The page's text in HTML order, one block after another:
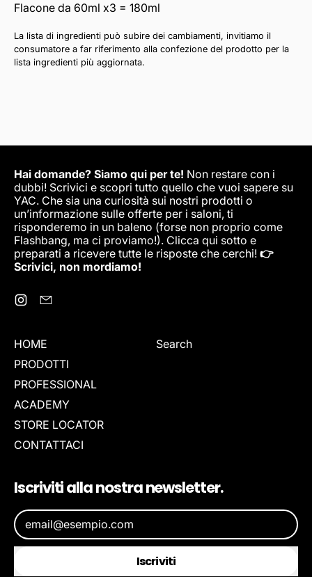
Flacone da 60ml x3 = 180ml
La lista di ingredienti può subire dei cambiamenti, invitiamo il
consumatore a far riferimento alla confezione del prodotto per la
lista ingredienti più aggiornata.
Hai domande? Siamo qui per te! Non restare con i
dubbi! Scrivici e scopri tutto quello che vuoi sapere su
YAC. Che sia una curiosità sui nostri prodotti o
un’informazione sulle offerte per i saloni, ti
risponderemo in un baleno (forse non proprio come
Flashbang, ma ci proviamo!). Clicca qui sotto e
preparati a ricevere tutte le risposte che cerchi! 👉
Scrivici, non mordiamo!
Instagram
HOME
PRODOTTI
PROFESSIONAL
ACADEMY
STORE LOCATOR
CONTATTACI
Search
Iscriviti alla nostra newsletter.
Indirizzo email
Iscriviti